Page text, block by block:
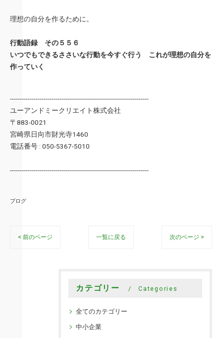
理想の自分を作るために。
行動語録 その５５６
いつでもできるささいな行動を今すぐ行う これが理想の自分を
作っていく
----------------------------------------------------------------------
ユーアンドミークリエイト株式会社
〒883-0021
宮崎県日向市財光寺1460
電話番号 : 050-5367-5010
----------------------------------------------------------------------
ブログ
< 前のページ 一覧に戻る 次のページ >
カテゴリー Categories
全てのカテゴリー
中小企業